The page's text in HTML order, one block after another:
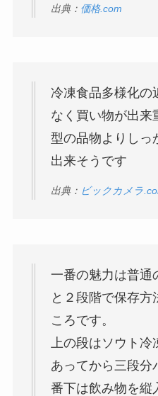
出典： 価格.com
冷凍食品多様化
なく買い物が出
型の品物よりしっ
出来そうです
出典： ビックカメラ
一番の魅力は普通
と２段階で保存方
ころです。
上の段はソウト
あってから三段分
番下は飲み物を縦